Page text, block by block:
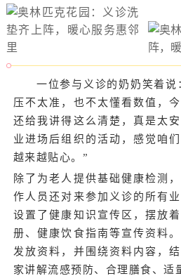
一位参与义诊的奶奶笑着说
压不太准，也不太懂看数值，
还给我讲得这么清楚，真是太
业进场后组织的活动，感觉咱
越来越贴心。”
除了为老人提供基础健康检测
作人员还对来参加义诊的所有
设置了健康知识宣传区，摆放
册、健康饮食指南等宣传资料
发放资料，并围绕资料内容，
家讲解流感预防、合理膳食、适